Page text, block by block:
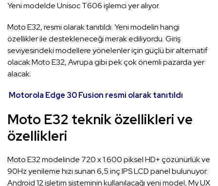
Yeni modelde Unisoc T606 işlemci yer alıyor.
Moto E32, resmi olarak tanıtıldı. Yeni modelin hangi
özellikler ile destekleneceği merak ediliyordu. Giriş
seviyesindeki modellere yönelenler için güçlü bir alternatif
olacak Moto E32, Avrupa gibi pek çok önemli pazarda yer
alacak.
Motorola Edge 30 Fusion resmi olarak tanıtıldı
Moto E32 teknik özellikleri ve
özellikleri
Moto E32 modelinde 720 x 1.600 piksel HD+ çözünürlük ve
90Hz yenileme hızı sunan 6,5 inç IPS LCD panel bulunuyor.
Android 12 işletim sisteminin kullanılacağı yeni model, My UX